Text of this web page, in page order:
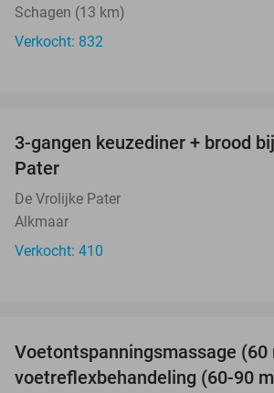
Schagen (13 km)
Verkocht: 832
3-gangen keuzediner + brood
Pater
De Vrolijke Pater
Alkmaar
Verkocht: 410
OUT
Voetontspanningsmassage (60
voetreflexbehandeling (60-90